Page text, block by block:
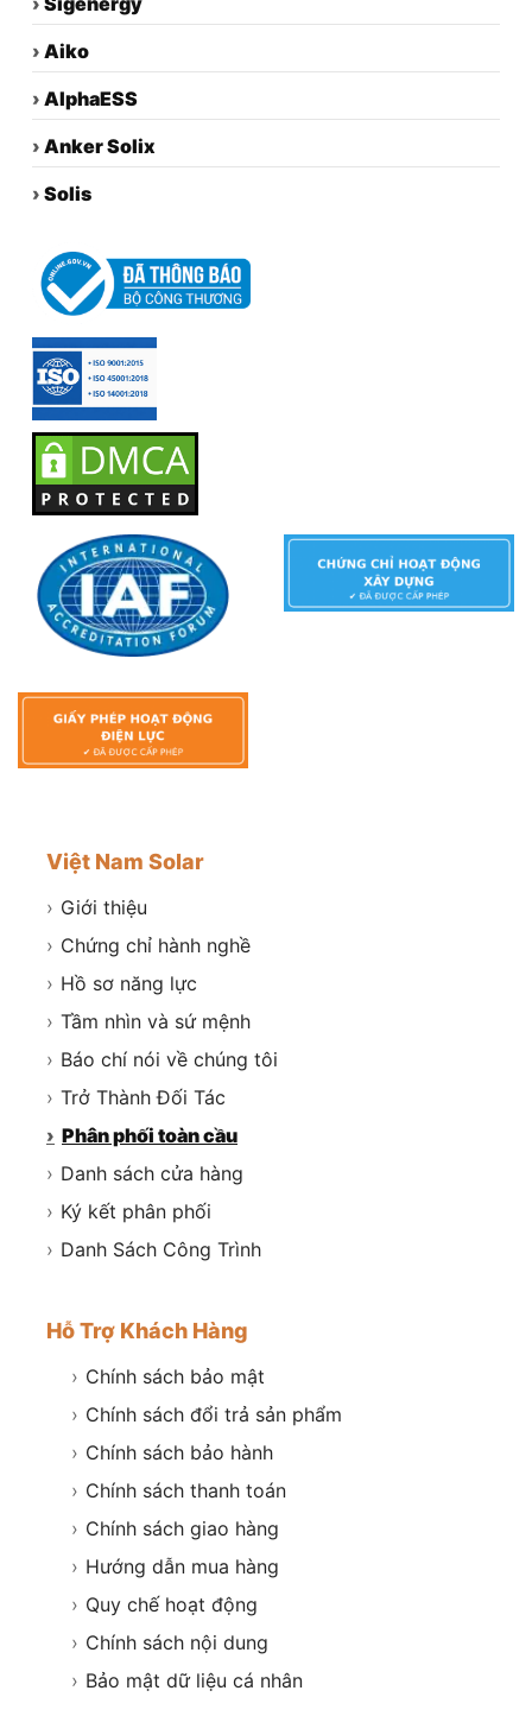
› Aiko
› AlphaESS
› Anker Solix
› Solis
Việt Nam Solar
› Giới thiệu
› Chứng chỉ hành nghề
› Hồ sơ năng lực
› Tầm nhìn và sứ mệnh
› Báo chí nói về chúng tôi
› Trở Thành Đối Tác
› Phân phối toàn cầu
› Danh sách cửa hàng
› Ký kết phân phối
› Danh Sách Công Trình
Hỗ Trợ Khách Hàng
› Chính sách bảo mật
› Chính sách đổi trả sản phẩm
› Chính sách bảo hành
› Chính sách thanh toán
› Chính sách giao hàng
› Hướng dẫn mua hàng
› Quy chế hoạt động
› Chính sách nội dung
› Bảo mật dữ liệu cá nhân